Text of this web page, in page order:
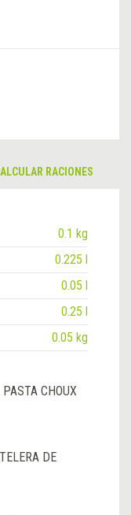
RACIONES
0.1 kg
0.225 l
0.05 l
0.25 l
0.05 kg
CHOUX
DE